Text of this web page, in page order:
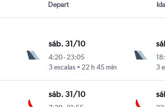
Depart
sáb. 31/10
4:20-23:05
3 escalas
22 h 45 min
3
sáb. 31/10